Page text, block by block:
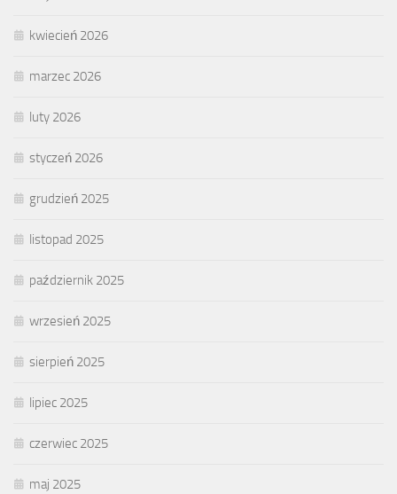
kwiecień 2026
marzec 2026
luty 2026
styczeń 2026
grudzień 2025
listopad 2025
październik 2025
wrzesień 2025
sierpień 2025
lipiec 2025
czerwiec 2025
maj 2025